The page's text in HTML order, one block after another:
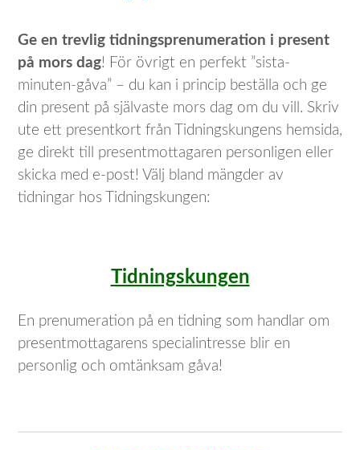
Ge en trevlig tidningsprenumeration i present
på mors dag! För övrigt en perfekt ”sista-
minuten-gåva” – du kan i princip beställa och ge
din present på självaste mors dag om du vill. Skriv
ute ett presentkort från Tidningskungens hemsida,
ge direkt till presentmottagaren personligen eller
skicka med e-post! Välj bland mängder av
tidningar hos Tidningskungen:
Tidningskungen
En prenumeration på en tidning som handlar om
presentmottagarens specialintresse blir en
personlig och omtänksam gåva!